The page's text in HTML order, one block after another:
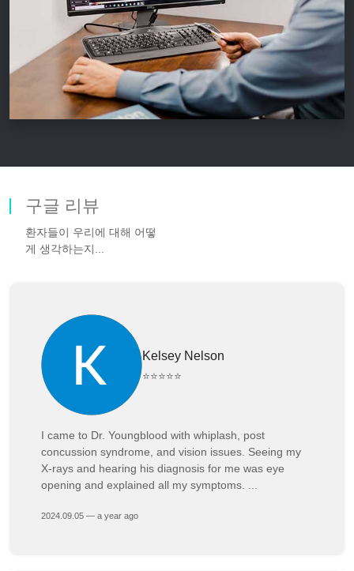
구글 리뷰
환자들이 우리에 대해 어떻
게 생각하는지...
Kelsey Nelson
⭐⭐⭐⭐⭐
I came to Dr. Youngblood with whiplash, post
concussion syndrome, and vision issues. Seeing my
X-rays and hearing his diagnosis for me was eye
opening and explained all my symptoms. ...
2024.09.05 — a year ago